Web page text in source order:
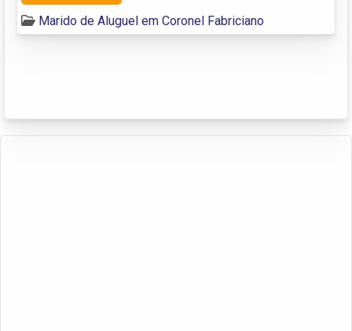
Marido de Aluguel em Coronel Fabriciano